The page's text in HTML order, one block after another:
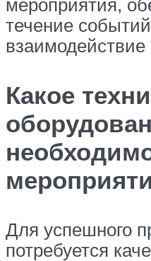
мероприятия,
течение
взаимодействие
Какое
Для успешного
потребуется